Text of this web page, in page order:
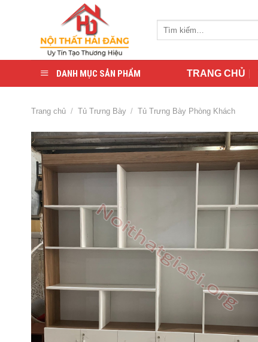
DANH MỤC SẢN PHẨM TRANG CHỦ
Trang chủ / Tủ Trưng Bày / Tủ Trưng Bày Phòng Khách